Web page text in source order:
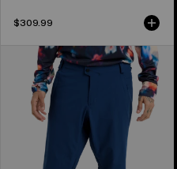
$309.99
Pantalon
extensible
2 couches
Reserve